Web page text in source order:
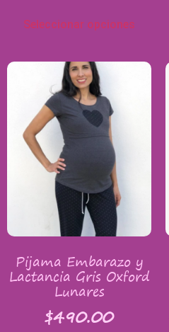
Seleccionar opciones
Pijama Embarazo y
Lactancia Gris Oxford
Lunares
$490.00